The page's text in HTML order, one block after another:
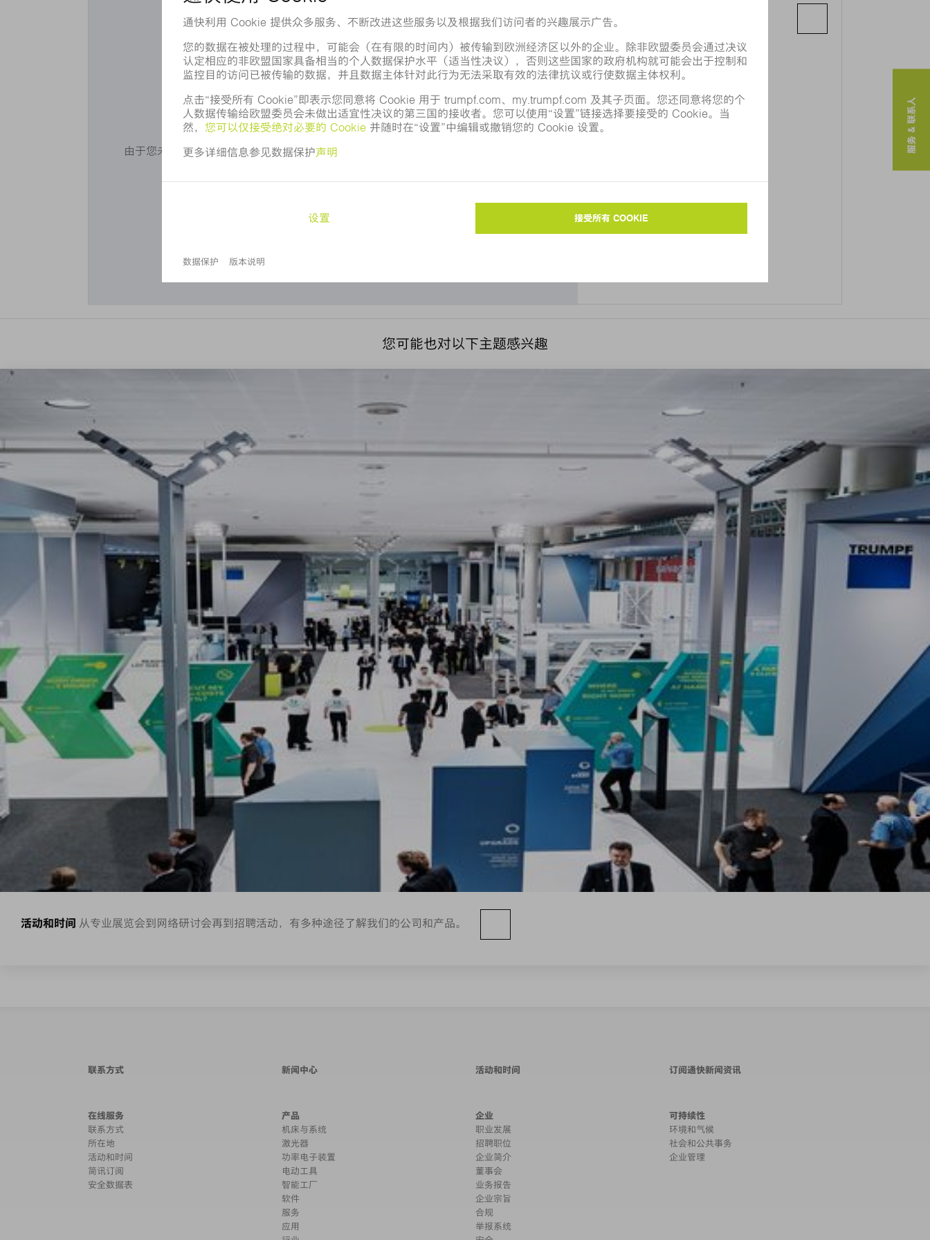
您想使用 Google 地图？
由于您未同意我们使用 Cookie，无法向您显示 Google 地图。请调整您的
01-303 Warszawa
您可能也对以下主题感兴趣
活动和时间 从专业展览会到网络研讨会再到招聘活动，有多种途径了解我们的公司和产品。
服务 & 联系人
联系方式 新闻中心 活动和时间 订阅通快新闻资讯
在线服务
联系方式
所在地
活动和时间
简讯订阅
安全数据表
产品
机床与系统
激光器
功率电子装置
电动工具
智能工厂
软件
服务
应用
企业
职业发展
招聘职位
企业简介
董事会
业务报告
企业宗旨
合规
举报系统
可持续性
环境和气候
社会和公共事务
企业管理